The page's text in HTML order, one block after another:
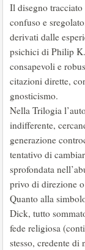
Il disegno
confuso e
derivati dalle
psichici di Philip
consapevoli e
citazioni dirette,
gnosticismo.
Nella Trilogia
indifferente,
generazione
tentativo di
sprofondata
privo di direzione
Quanto alla
Dick, tutto
fede religiosa
stesso, credente di